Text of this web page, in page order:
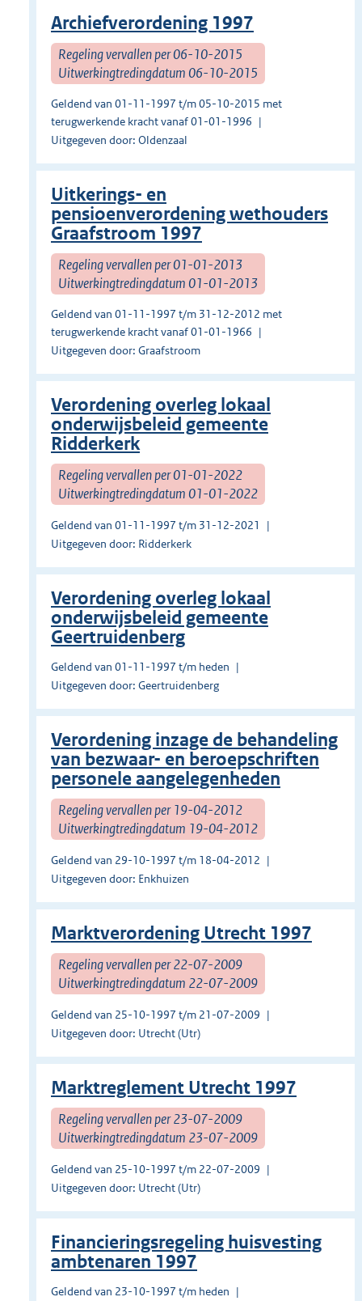
Archiefverordening 1997
Regeling vervallen per 06-10-2015
Uitwerkingtredingdatum 06-10-2015
Geldend van 01-11-1997 t/m 05-10-2015 met
terugwerkende kracht vanaf 01-01-1996
Uitgegeven door: Oldenzaal
Uitkerings- en
pensioenverordening wethouders
Graafstroom 1997
Regeling vervallen per 01-01-2013
Uitwerkingtredingdatum 01-01-2013
Geldend van 01-11-1997 t/m 31-12-2012 met
terugwerkende kracht vanaf 01-01-1966
Uitgegeven door: Graafstroom
Verordening overleg lokaal
onderwijsbeleid gemeente
Ridderkerk
Regeling vervallen per 01-01-2022
Uitwerkingtredingdatum 01-01-2022
Geldend van 01-11-1997 t/m 31-12-2021
Uitgegeven door: Ridderkerk
Verordening overleg lokaal
onderwijsbeleid gemeente
Geertruidenberg
Geldend van 01-11-1997 t/m heden
Uitgegeven door: Geertruidenberg
Verordening inzage de behandeling
van bezwaar- en beroepschriften
personele aangelegenheden
Regeling vervallen per 19-04-2012
Uitwerkingtredingdatum 19-04-2012
Geldend van 29-10-1997 t/m 18-04-2012
Uitgegeven door: Enkhuizen
Marktverordening Utrecht 1997
Regeling vervallen per 22-07-2009
Uitwerkingtredingdatum 22-07-2009
Geldend van 25-10-1997 t/m 21-07-2009
Uitgegeven door: Utrecht (Utr)
Marktreglement Utrecht 1997
Regeling vervallen per 23-07-2009
Uitwerkingtredingdatum 23-07-2009
Geldend van 25-10-1997 t/m 22-07-2009
Uitgegeven door: Utrecht (Utr)
Financieringsregeling huisvesting
ambtenaren 1997
Geldend van 23-10-1997 t/m heden